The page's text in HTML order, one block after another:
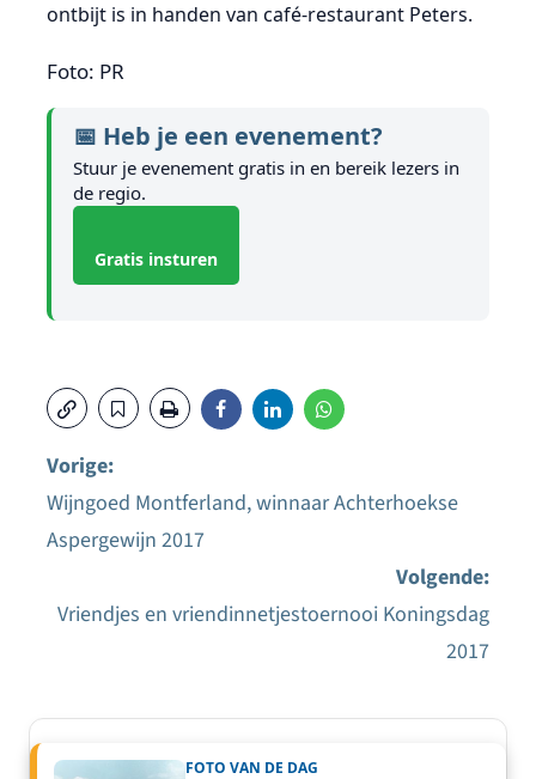
ontbijt is in handen van café-restaurant Peters.
Foto: PR
📅 Heb je een evenement?
Stuur je evenement gratis in en bereik lezers in
de regio.
Gratis insturen
Bericht
Vorige:
Wijngoed Montferland, winnaar Achterhoekse
Aspergewijn 2017
Volgende:
Vriendjes en vriendinnetjestoernooi Koningsdag
2017
FOTO VAN DE DAG